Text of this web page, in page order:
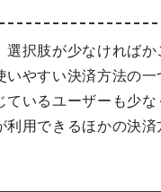
択肢が少なければ
やすい決済方法の
いるユーザーも少
用できるほかの決済